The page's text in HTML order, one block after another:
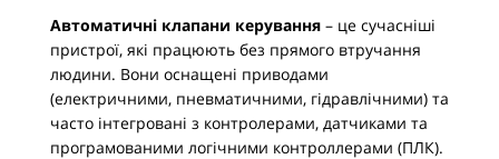
Автоматичні клапани керування – це сучасніші
пристрої, які працюють без прямого втручання
людини. Вони оснащені приводами
(електричними, пневматичними, гідравлічними) та
часто інтегровані з контролерами, датчиками та
програмованими логічними контроллерами (ПЛК).